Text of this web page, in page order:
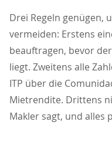
Drei Regeln genügen,
vermeiden: Erstens
beauftragen, bevor
liegt. Zweitens alle
ITP über die
Mietrendite. Drittens
Makler sagt, und alles